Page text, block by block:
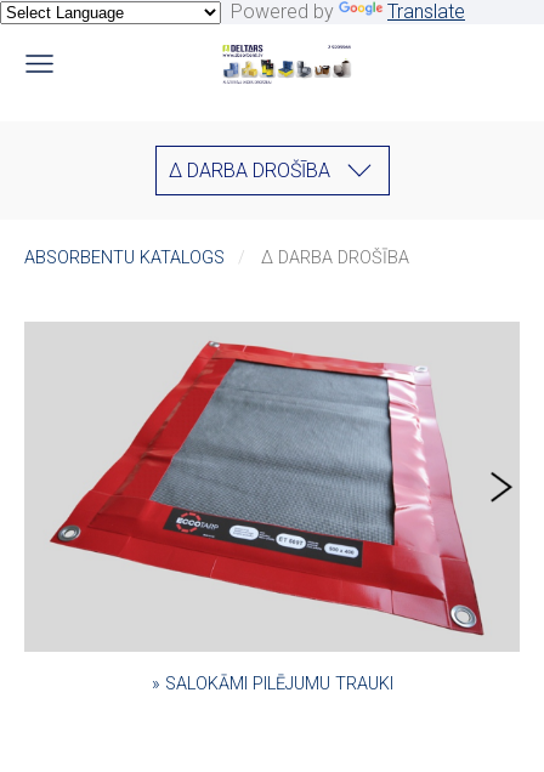
Powered by Translate
∆ DARBA DROŠĪBA
ABSORBENTU KATALOGS ∆ DARBA DROŠĪBA
» SALOKĀMI PILĒJUMU TRAUKI